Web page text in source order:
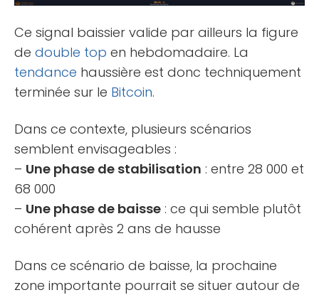
Ce signal baissier valide par ailleurs la figure
de double top en hebdomadaire. La
tendance haussière est donc techniquement
terminée sur le Bitcoin.
Dans ce contexte, plusieurs scénarios
semblent envisageables :
– Une phase de stabilisation : entre 28 000 et
68 000
– Une phase de baisse : ce qui semble plutôt
cohérent après 2 ans de hausse
Dans ce scénario de baisse, la prochaine
zone importante pourrait se situer autour de